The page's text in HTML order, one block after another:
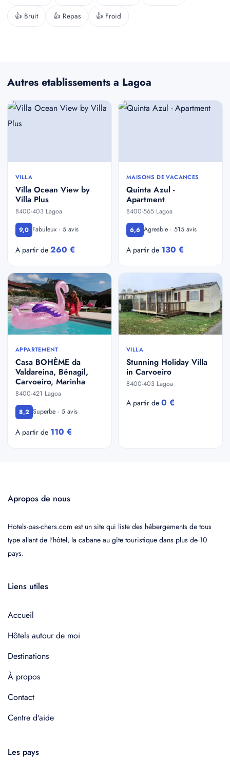
👍 Bruit 👍 Repas 👍 Froid
Autres etablissements a Lagoa
VILLA
Villa Ocean View by
Villa Plus
8400-403 Lagoa
9,0 Fabuleux · 5 avis
A partir de 260 €
MAISONS DE VACANCES
Quinta Azul -
Apartment
8400-565 Lagoa
6,6 Agreable · 515 avis
A partir de 130 €
APPARTEMENT
Casa BOHÈME da
Valdareina, Bénagil,
Carvoeiro, Marinha
8400-421 Lagoa
8,2 Superbe · 5 avis
A partir de 110 €
VILLA
Stunning Holiday Villa
in Carvoeiro
8400-403 Lagoa
A partir de 0 €
Apropos de nous
Hotels-pas-chers.com est un site qui liste des hébergements de tous
type allant de l'hôtel, la cabane au gîte touristique dans plus de 10
pays.
Liens utiles
Accueil
Hôtels autour de moi
Destinations
À propos
Contact
Centre d'aide
Les pays